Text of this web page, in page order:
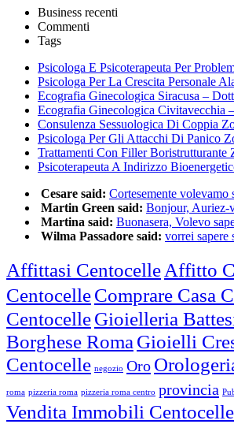
Business recenti
Commenti
Tags
Psicologa E Psicoterapeuta Per
Psicologa Per La Crescita Personale
Ecografia Ginecologica Siracusa –
Ecografia Ginecologica Civitavecchia
Consulenza Sessuologica Di Coppia
Psicologa Per Gli Attacchi Di Panico
Trattamenti Con Filler Boristrutturante
Psicoterapeuta A Indirizzo
Cesare said: Cortesemente volevamo
Martin Green said: Bonjour, Auriez-
Martina said: Buonasera, Volevo
Wilma Passadore said: vorrei sapere
Affittasi Centocelle Affitto
CentocelleComprare Casa
CentocelleGioielleria
Borghese Roma Gioielli
Centocelle negozio Oro
roma pizzeria roma pizzeria roma centro provincia
Vendita Immobili Centocelle